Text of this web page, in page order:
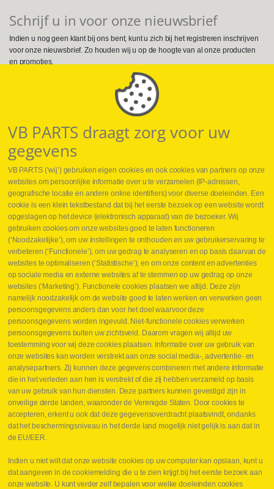
Schrijf u in voor onze nieuwsbrief
Indien u nog geen klant bij ons bent, kunt u zich bij het registreren inschrijven
voor onze nieuwsbrief. Zo houden wij u op de hoogte van al onze producten
en promoties.
Volg ons op Social Media
Webshop
Nieuws
Jobs
Contact
Leveringen
Drukcontrole set
Persmaten
Herstellen cilinders
Hoe opmeten?
Hydrogroepen
Hydraulische slangen
Contact VB Parts
Abraham Hansstraat 7 ,B-8800 Roeselare
Tel. +32 (0)51 24 06 05
E-mail info@vbparts.be
⏳ Laatste maand Webtec-promotie!
⏳ Laatste kans voor onze promo
VB PARTS draagt zorg voor uw
gegevens
VB PARTS (‘wij’) gebruiken eigen cookies en ook cookies van partners op onze
websites om persoonlijke informatie over u te verzamelen (IP-adressen,
geografische locatie en andere online identifiers) voor diverse doeleinden. Een
cookie is een klein tekstbestand dat bij het eerste bezoek op een website wordt
opgeslagen op het device (elektronisch apparaat) van de bezoeker. Wij
gebruiken cookies om onze websites goed te laten functioneren
(‘Noodzakelijke’), om uw instellingen te onthouden en uw gebruikerservaring te
verbeteren (‘Functionele’), om uw gedrag te analyseren en op basis daarvan de
websites te optimaliseren (‘Statistische’), en om onze content en advertenties
op sociale media en externe websites af te stemmen op uw gedrag op onze
websites (‘Marketing’). Functionele cookies plaatsen we altijd. Deze zijn
namelijk noodzakelijk om de website goed te laten werken en verwerken geen
persoonsgegevens anders dan voor het doel waarvoor deze
persoonsgegevens worden ingevuld. Niet-functionele cookies verwerken
persoonsgegevens buiten uw zichtsveld. Daarom vragen wij altijd uw
toestemming voor wij deze cookies plaatsen. Informatie over uw gebruik van
onze websites kan worden verstrekt aan onze social media-, advertentie- en
analysepartners. Zij kunnen deze gegevens combineren met andere informatie
die in het verleden aan hen is verstrekt of die zij hebben verzameld op basis
van uw gebruik van hun diensten. Deze partners kunnen gevestigd zijn in
onveilige derde landen, waaronder de Verenigde Staten. Door cookies te
accepteren, erkent u ook dat deze gegevensoverdracht plaatsvindt, ondanks
dat het beschermingsniveau in het derde land mogelijk niet gelijk is aan dat in
de EU/EER.
Indien u niet wilt dat onze website cookies op uw computer kan opslaan, kunt u
dat aangeven in de cookiemelding die u te zien krijgt bij het eerste bezoek aan
onze website. U kunt verder zelf bepalen voor welke doeleinden cookies